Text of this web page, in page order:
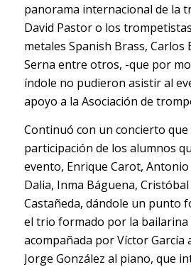
panorama internacional de la
David Pastor o los
metales Spanish Brass, Carlos
Serna entre otros, -que por
índole no pudieron asistir al
apoyo a la Asociación de
Continuó con un concierto que
participación de los alumnos
evento, Enrique Carot,
Dalia, Inma Báguena,
Castañeda, dándole un punto
el trio formado por la
acompañada por Víctor García
Jorge González al piano, que